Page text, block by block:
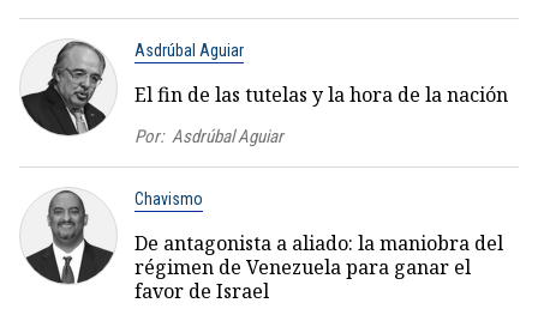
Asdrúbal Aguiar
El fin de las tutelas y la hora de la nación
Por: Asdrúbal Aguiar
Chavismo
De antagonista a aliado: la maniobra del
régimen de Venezuela para ganar el
favor de Israel